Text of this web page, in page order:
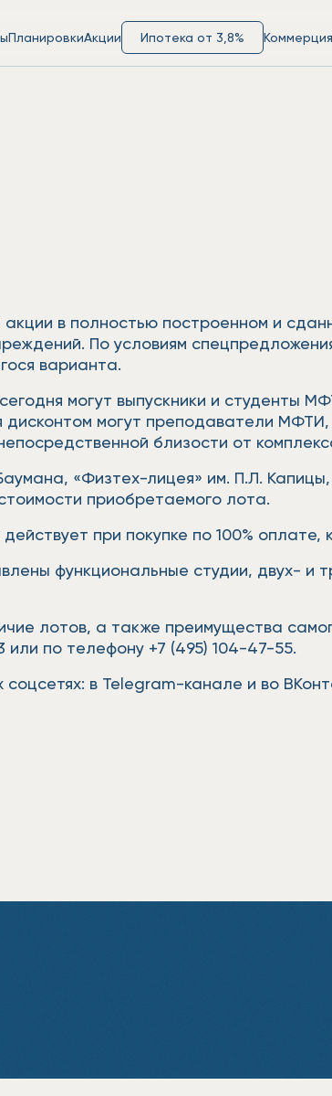
ПланировкиАкции Ипотека от 3,8% Коммерция
акции в полностью построенном и
По условиям
варианта.
могут выпускники и
дисконтом могут преподаватели
близости от
«Физтех-лицея» им. П.Л.
приобретаемого лота.
при покупке по 100%
функциональные студии, двух-
лотов, а также преимущества
по телефону +7 (495) 104-47-55.
в Telegram-канале и во